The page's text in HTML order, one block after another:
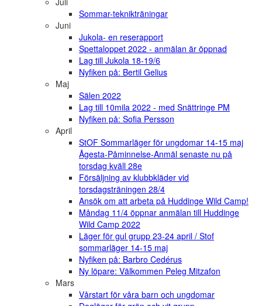
Sommar-teknikträningar
Juni
Jukola- en reserapport
Spettaloppet 2022 - anmälan är öppnad
Lag till Jukola 18-19/6
Nyfiken på: Bertil Gelius
Maj
Sälen 2022
Lag till 10mila 2022 - med Snättringe PM
Nyfiken på: Sofia Persson
April
StOF Sommarläger för ungdomar 14-15 maj
Ågesta-Påminnelse-Anmäl senaste nu på
torsdag kväll 28e
Försäljning av klubbkläder vid
torsdagsträningen 28/4
Ansök om att arbeta på Huddinge Wild Camp!
Måndag 11/4 öppnar anmälan till Huddinge
Wild Camp 2022
Läger för gul grupp 23-24 april / Stof
sommarläger 14-15 maj
Nyfiken på: Barbro Cedérus
Ny löpare: Välkommen Peleg Mitzafon
Mars
Vårstart för våra barn och ungdomar